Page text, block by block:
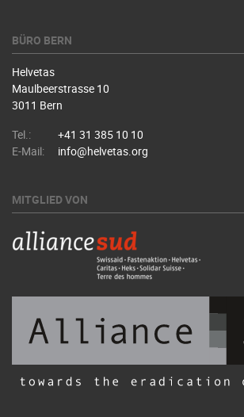
BÜRO BERN
Helvetas
Maulbeerstrasse 10
3011 Bern
Tel.:
+41 31 385 10 10
E-Mail:
info@helvetas.org
MITGLIED VON